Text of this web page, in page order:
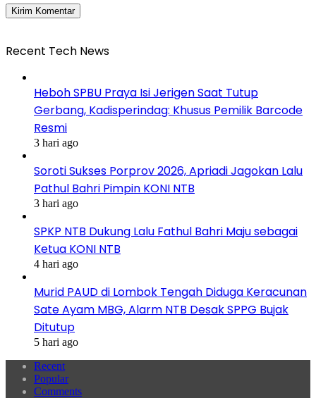
Recent Tech News
Heboh SPBU Praya Isi Jerigen Saat Tutup
Gerbang, Kadisperindag: Khusus Pemilik Barcode
Resmi
3 hari ago
Soroti Sukses Porprov 2026, Apriadi Jagokan Lalu
Pathul Bahri Pimpin KONI NTB
3 hari ago
SPKP NTB Dukung Lalu Fathul Bahri Maju sebagai
Ketua KONI NTB
4 hari ago
Murid PAUD di Lombok Tengah Diduga Keracunan
Sate Ayam MBG, Alarm NTB Desak SPPG Bujak
Ditutup
5 hari ago
Recent
Popular
Comments